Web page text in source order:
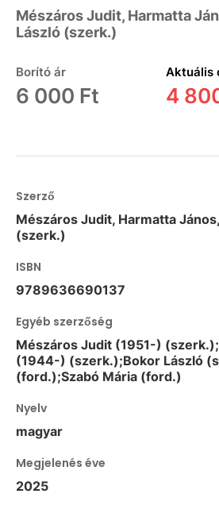
Mészáros Judit, Harmatta
László (szerk.)
Borító ár
6 000 Ft
Aktuális
4
Szerző
Mészáros Judit, Harmatta
(szerk.)
ISBN
9789636690137
Egyéb szerzőség
Mészáros Judit (1951-)
(1944-) (szerk.);Bokor László
(ford.);Szabó Mária (ford.)
Nyelv
magyar
Megjelenés éve
2025